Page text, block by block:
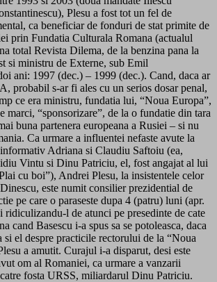
Plesu a fost tot un fel de
ca beneficiar de fonduri de stat primite de
prin Fundatia Culturala Romana (actualul
total Revista Dilema, de la benzina pana la
si ministru de Externe, sub Emil
ani: 1997 (dec.) – 1999 (dec.). Cand, daca ar
probabil s-ar fi ales cu un serios dosar penal,
ce era ministru, fundatia lui, “Noua Europa”,
marci, “sponsorizare”, de la o fundatie din tara
buna partenera europeana a Rusiei – si nu
Ca urmare a influentei nefaste avute la
Adriana si Claudiu Saftoiu (ea,
Vintu si Dinu Patriciu, el, fost angajat al lui
cu boi”), Andrei Plesu, la insistentele celor
este numit consilier prezidential de
pe care o paraseste dupa 4 (patru) luni (apr.
ridiculizandu-l de atunci pe presedinte de cate
cand Basescu i-a spus sa se potoleasca, daca
si el despre practicile rectorului de la “Noua
a amutit. Curajul i-a disparut, desi este
om al Romaniei, ca urmare a vanzarii
fosta URSS, miliardarul Dinu Patriciu.